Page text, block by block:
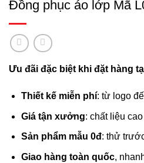
Đồng phục áo lớp Mã
Ưu đãi đặc biệt khi đặt hàng
Thiết kế miễn phí: từ logo
Giá tận xưởng: chất liệu
Sản phẩm mẫu 0đ: thử
Giao hàng toàn quốc,